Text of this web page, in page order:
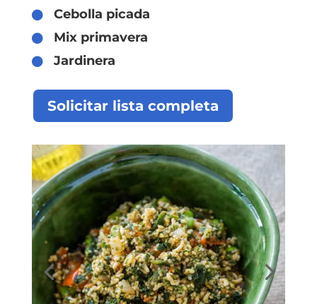
 Cebolla picada
 Mix primavera
 Jardinera
Solicitar lista completa